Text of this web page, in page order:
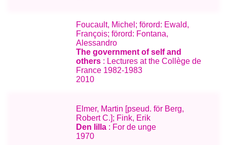
Foucault, Michel; förord: Ewald,
François; förord: Fontana,
Alessandro
The government of self and
others : Lectures at the Collège de
France 1982-1983
2010
Elmer, Martin [pseud. för Berg,
Robert C.]; Fink, Erik
Den lilla : For de unge
1970